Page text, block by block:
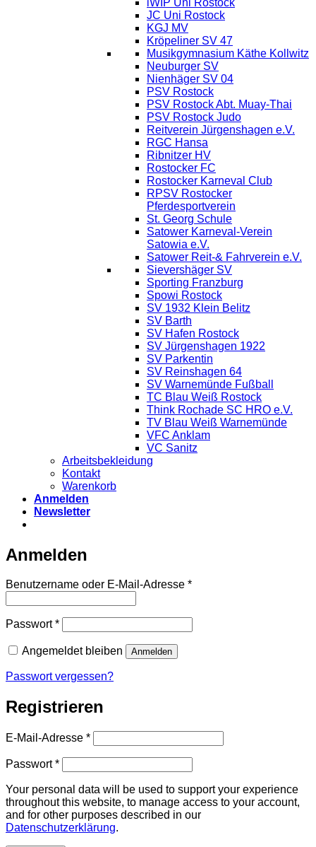
JC Uni Rostock
KGJ MV
Kröpeliner SV 47
Musikgymnasium Käthe Kollwitz
Neuburger SV
Nienhäger SV 04
PSV Rostock
PSV Rostock Abt. Muay-Thai
PSV Rostock Judo
Reitverein Jürgenshagen e.V.
RGC Hansa
Ribnitzer HV
Rostocker FC
Rostocker Karneval Club
RPSV Rostocker
Pferdesportverein
St. Georg Schule
Satower Karneval-Verein
Satowia e.V.
Satower Reit-& Fahrverein e.V.
Sievershäger SV
Sporting Franzburg
Spowi Rostock
SV 1932 Klein Belitz
SV Barth
SV Hafen Rostock
SV Jürgenshagen 1922
SV Parkentin
SV Reinshagen 64
SV Warnemünde Fußball
TC Blau Weiß Rostock
Think Rochade SC HRO e.V.
TV Blau Weiß Warnemünde
VFC Anklam
VC Sanitz
Arbeitsbekleidung
Kontakt
Warenkorb
Anmelden
Newsletter
Anmelden
Benutzername oder E-Mail-Adresse *Erforderlich
Passwort*Erforderlich
Angemeldet bleiben Anmelden
Passwort vergessen?
Registrieren
E-Mail-Adresse *Erforderlich
Passwort*Erforderlich
Your personal data will be used to support your experience
throughout this website, to manage access to your account,
and for other purposes described in our
Datenschutzerklärung.